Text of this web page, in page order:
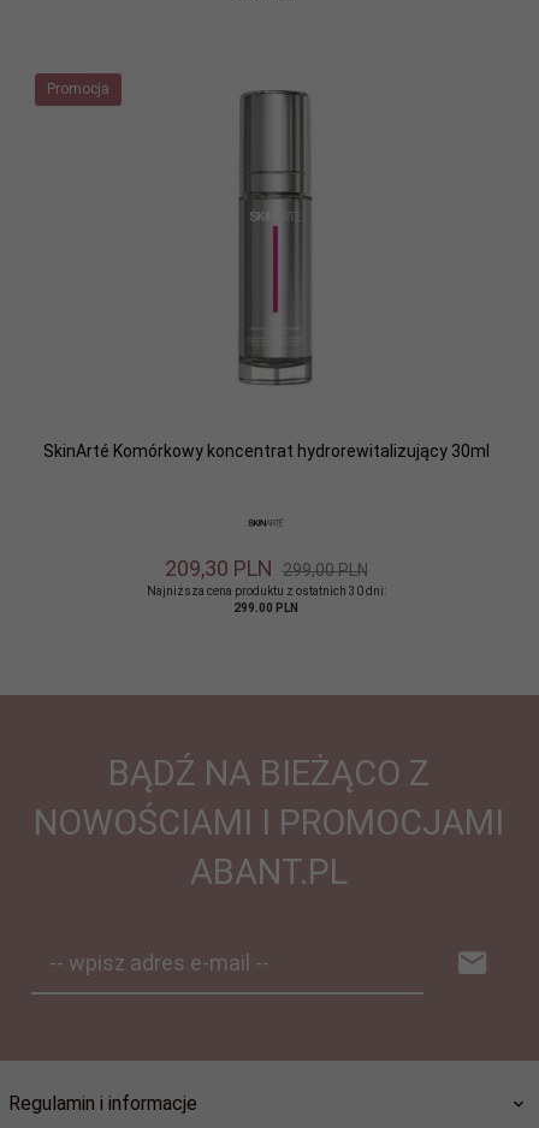
Promocja
SkinArté Komórkowy koncentrat hydrorewitalizujący 30ml
209,30 PLN 299,00 PLN
Najniższa cena produktu z ostatnich 30 dni:
299.00 PLN
BĄDŹ NA BIEŻĄCO Z
NOWOŚCIAMI I PROMOCJAMI
ABANT.PL
-- wpisz adres e-mail --
Regulamin i informacje